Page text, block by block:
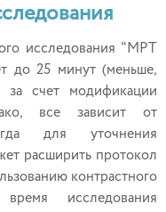
исследования "МРТ
до 25 минут (меньше,
счет модификации
все зависит от
для уточнения
расширить протокол
контрастного
исследования